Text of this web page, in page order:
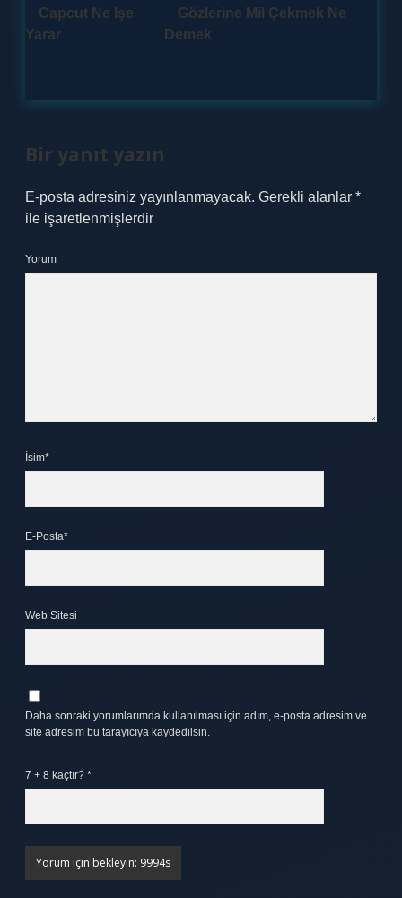
Capcut Ne Işe
Yarar
Gözlerine Mil Çekmek Ne
Demek
Bir yanıt yazın
E-posta adresiniz yayınlanmayacak. Gerekli alanlar *
ile işaretlenmişlerdir
Yorum
İsim*
E-Posta*
Web Sitesi
Daha sonraki yorumlarımda kullanılması için adım, e-posta adresim ve
site adresim bu tarayıcıya kaydedilsin.
7 + 8 kaçtır? *